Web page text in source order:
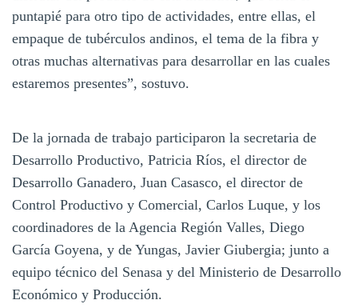
puntapié para otro tipo de actividades, entre ellas, el
empaque de tubérculos andinos, el tema de la fibra y
otras muchas alternativas para desarrollar en las cuales
estaremos presentes”, sostuvo.
De la jornada de trabajo participaron la secretaria de
Desarrollo Productivo, Patricia Ríos, el director de
Desarrollo Ganadero, Juan Casasco, el director de
Control Productivo y Comercial, Carlos Luque, y los
coordinadores de la Agencia Región Valles, Diego
García Goyena, y de Yungas, Javier Giubergia; junto a
equipo técnico del Senasa y del Ministerio de Desarrollo
Económico y Producción.